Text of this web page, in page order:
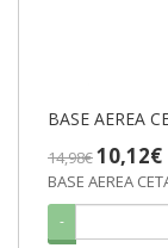
BASE AEREA
14,98€10,12€
BASE AEREA
-